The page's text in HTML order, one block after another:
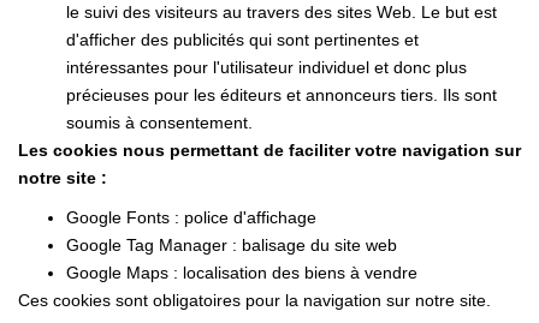
le suivi des visiteurs au travers des sites Web. Le but est
d'afficher des publicités qui sont pertinentes et
intéressantes pour l'utilisateur individuel et donc plus
précieuses pour les éditeurs et annonceurs tiers. Ils sont
soumis à consentement.
Les cookies nous permettant de faciliter votre navigation sur
notre site :
Google Fonts : police d'affichage
Google Tag Manager : balisage du site web
Google Maps : localisation des biens à vendre
Ces cookies sont obligatoires pour la navigation sur notre site.